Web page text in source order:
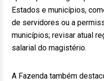
Estados e municípios,
de servidores ou a
municípios; revisar atual
salarial do magistério.
A Fazenda também